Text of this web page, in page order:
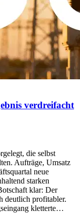
verdreifacht
die selbst
Aufträge, Umsatz
neue
starken
klar: Der
deutlich profitabler.
kletterte…